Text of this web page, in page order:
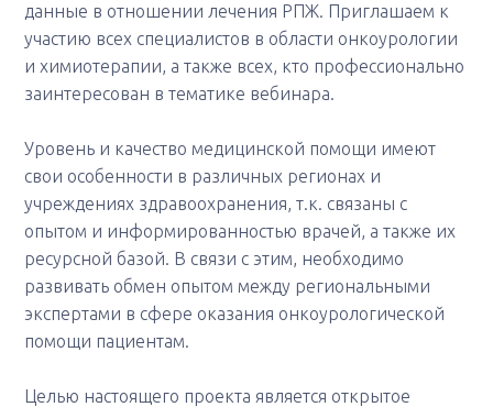
данные в отношении лечения РПЖ. Приглашаем к
участию всех специалистов в области онкоурологии
и химиотерапии, а также всех, кто профессионально
заинтересован в тематике вебинара.
Уровень и качество медицинской помощи имеют
свои особенности в различных регионах и
учреждениях здравоохранения, т.к. связаны с
опытом и информированностью врачей, а также их
ресурсной базой. В связи с этим, необходимо
развивать обмен опытом между региональными
экспертами в сфере оказания онкоурологической
помощи пациентам.
Целью настоящего проекта является открытое